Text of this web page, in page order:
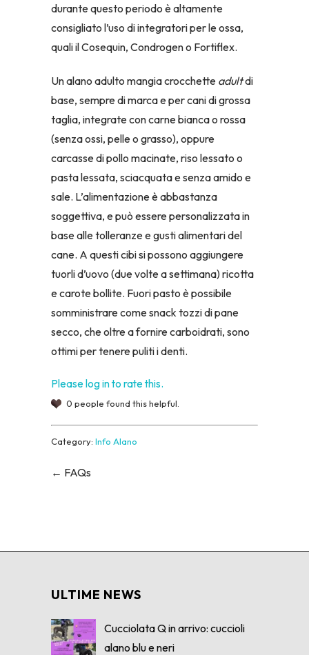
durante questo periodo è altamente
consigliato l’uso di integratori per le ossa,
quali il Cosequin, Condrogen o Fortiflex.
Un alano adulto mangia crocchette adultdi
base, sempre di marca e per cani di grossa
taglia, integrate con carne bianca o rossa
(senza ossi, pelle o grasso), oppure
carcasse di pollo macinate, riso lessato o
pasta lessata, sciacquata e senza amido e
sale. L’alimentazione è abbastanza
soggettiva, e può essere personalizzata in
base alle tolleranze e gusti alimentari del
cane. A questi cibi si possono aggiungere
tuorli d’uovo (due volte a settimana) ricotta
e carote bollite. Fuori pasto è possibile
somministrare come snack tozzi di pane
secco, che oltre a fornire carboidrati, sono
ottimi per tenere puliti i denti.
Please log in to rate this.
0 people found this helpful.
Category: Info Alano
← FAQs
ULTIME NEWS
Cucciolata Q in arrivo: cuccioli
alano blu e neri